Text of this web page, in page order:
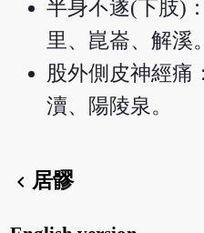
半身不遂(下肢)
里、崑崙、解溪。
股外側皮神經痛
瀆、陽陵泉。
chevron_left居髎